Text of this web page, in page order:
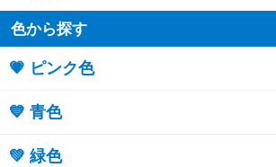
色から探す
💗 ピンク色
💙 青色
💚 緑色